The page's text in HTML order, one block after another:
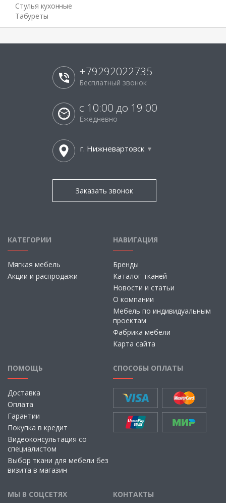
Стулья кухонные
Табуреты
+79292022735
Бесплатный звонок
с 10:00 до 19:00
Ежедневно
г. Нижневартовск
Заказать звонок
КАТЕГОРИИ
Мягкая мебель
Акции и распродажи
НАВИГАЦИЯ
Бренды
Каталог тканей
Новости и статьи
О компании
Мебель по индивидуальным
проектам
Фабрика мебели
Карта сайта
ПОМОЩЬ
Доставка
Оплата
Гарантии
Покупка в кредит
Видеоконсультация со
специалистом
Выбор ткани для мебели без
визита в магазин
СПОСОБЫ ОПЛАТЫ
МЫ В СОЦСЕТЯХ КОНТАКТЫ